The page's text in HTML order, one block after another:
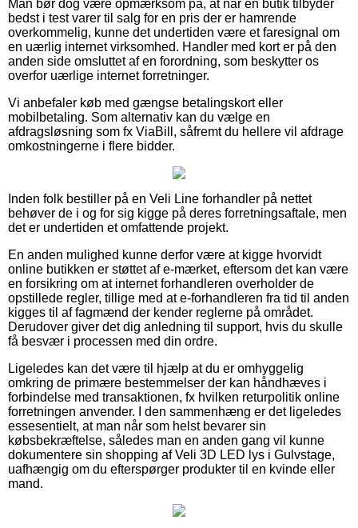
Man bør dog være opmærksom på, at når en butik tilbyder
bedst i test varer til salg for en pris der er hamrende
overkommelig, kunne det undertiden være et faresignal om
en uærlig internet virksomhed. Handler med kort er på den
anden side omsluttet af en forordning, som beskytter os
overfor uærlige internet forretninger.
Vi anbefaler køb med gængse betalingskort eller
mobilbetaling. Som alternativ kan du vælge en
afdragsløsning som fx ViaBill, såfremt du hellere vil afdrage
omkostningerne i flere bidder.
Inden folk bestiller på en Veli Line forhandler på nettet
behøver de i og for sig kigge på deres forretningsaftale, men
det er undertiden et omfattende projekt.
En anden mulighed kunne derfor være at kigge hvorvidt
online butikken er støttet af e-mærket, eftersom det kan være
en forsikring om at internet forhandleren overholder de
opstillede regler, tillige med at e-forhandleren fra tid til anden
kigges til af fagmænd der kender reglerne på området.
Derudover giver det dig anledning til support, hvis du skulle
få besvær i processen med din ordre.
Ligeledes kan det være til hjælp at du er omhyggelig
omkring de primære bestemmelser der kan håndhæves i
forbindelse med transaktionen, fx hvilken returpolitik online
forretningen anvender. I den sammenhæng er det ligeledes
essesentielt, at man når som helst bevarer sin
købsbekræftelse, således man en anden gang vil kunne
dokumentere sin shopping af Veli 3D LED lys i Gulvstage,
uafhængig om du efterspørger produkter til en kvinde eller
mand.